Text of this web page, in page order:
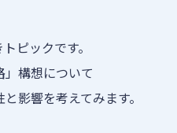
ピックです。
構想について
影響を考えてみます。